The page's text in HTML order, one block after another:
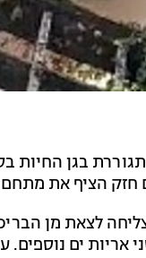
בגן החיות
חזק הציף את
לצאת מן
ים נוספים.